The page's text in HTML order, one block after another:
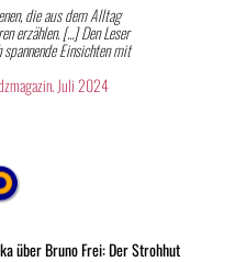
die aus dem Alltag
erzählen. [...] Den Leser
Einsichten mit
Juli 2024
über Bruno Frei: Der Strohhut